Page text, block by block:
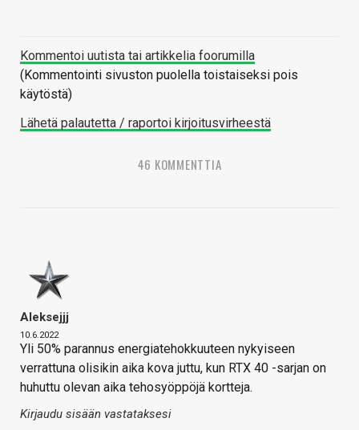
Kommentoi uutista tai artikkelia foorumilla
(Kommentointi sivuston puolella toistaiseksi pois
käytöstä)
Lähetä palautetta / raportoi kirjoitusvirheestä
46 KOMMENTTIA
Aleksejjj
10.6.2022
Yli 50% parannus energiatehokkuuteen nykyiseen
verrattuna olisikin aika kova juttu, kun RTX 40 -sarjan on
huhuttu olevan aika tehosyöppöjä kortteja.
Kirjaudu sisään vastataksesi